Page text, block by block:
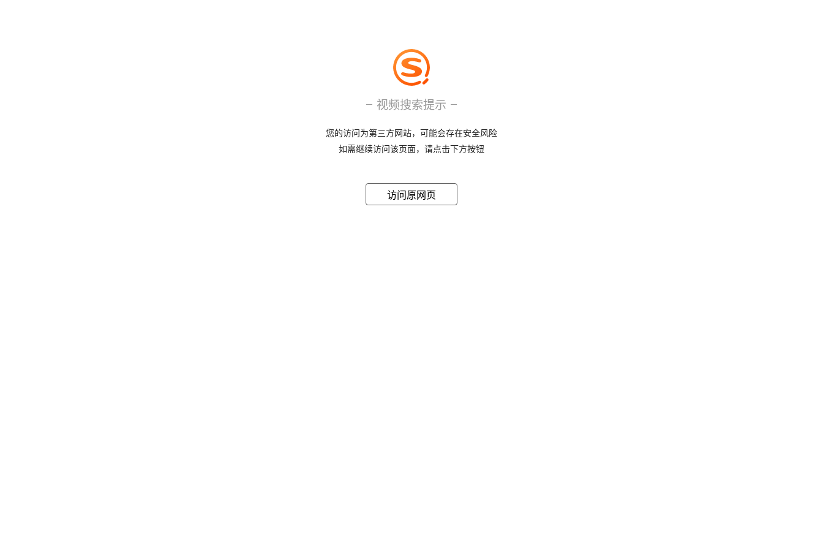
视频搜索提示
您的访问为第三方网站，可能会存在安全风险
如需继续访问该页面，请点击下方按钮
访问原网页